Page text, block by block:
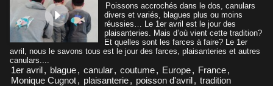
Poissons accrochés dans le dos, canulars
divers et variés, blagues plus ou moins
réussies… Le 1er avril est le jour des
plaisanteries. Mais d’où vient cette tradition?
Et quelles sont les farces à faire? Le 1er
avril, nous le savons tous est le jour des farces, plaisanteries et autres
canulars....
1er avril, blague, canular, coutume, Europe, France,
Monique Cugnot, plaisanterie, poisson d'avril, tradition